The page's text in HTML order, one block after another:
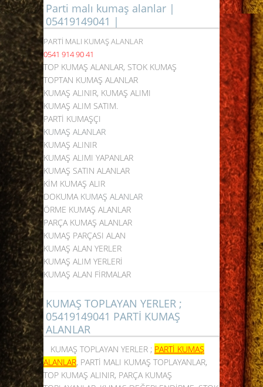
Parti malı kumaş alanlar |
05419149041 |
PARTİ MALI KUMAŞ ALANLAR
0541 914 90 41
TOP KUMAŞ ALANLAR, STOK KUMAŞ
TOPTAN KUMAŞ ALANLAR
KUMAŞ ALINIR, KUMAŞ ALIMI
KUMAŞ ALIM SATIM.
PARTİ KUMAŞÇI
KUMAŞ ALANLAR
KUMAŞ ALINIR
KUMAŞ ALIMI YAPANLAR
KUMAŞ SATIN ALANLAR
KİM KUMAŞ ALIR
DOKUMA KUMAŞ ALANLAR
ÖRME KUMAŞ ALANLAR
PARÇA KUMAŞ ALANLAR
KUMAŞ PARÇASI ALAN
KUMAŞ ALAN YERLER
KUMAŞ ALIM YERLERİ
KUMAŞ ALAN FİRMALAR
KUMAŞ TOPLAYAN YERLER ;
05419149041 PARTİ KUMAŞ
ALANLAR
KUMAŞ TOPLAYAN YERLER ; PARTİ KUMAŞ
ALANLAR, PARTİ MALI KUMAŞ TOPLAYANLAR,
TOP KUMAŞ ALINIR, PARÇA KUMAŞ